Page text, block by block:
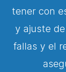
tener con
y ajuste
fallas y el